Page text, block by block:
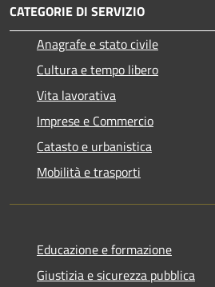
CATEGORIE DI SERVIZIO
Anagrafe e stato civile
Cultura e tempo libero
Vita lavorativa
Imprese e Commercio
Catasto e urbanistica
Mobilità e trasporti
Educazione e formazione
Giustizia e sicurezza pubblica